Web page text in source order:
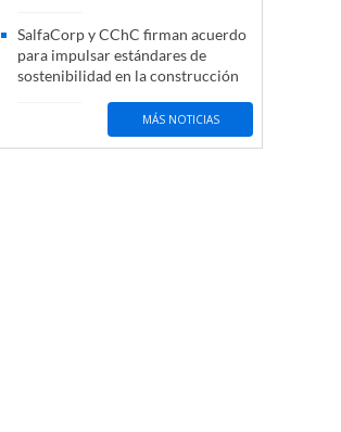
SalfaCorp y CChC firman acuerdo
para impulsar estándares de
sostenibilidad en la construcción
MÁS NOTICIAS